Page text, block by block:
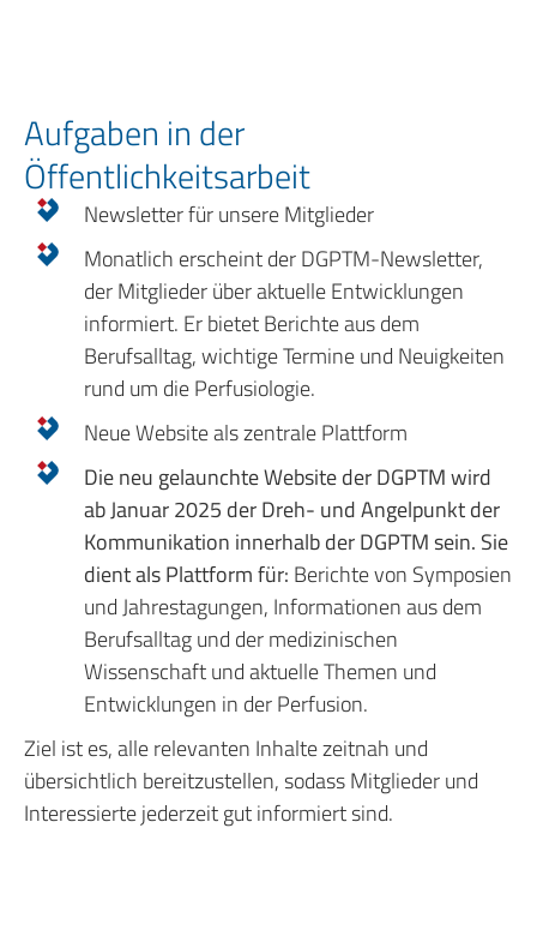
Aufgaben in der
Öffentlichkeitsarbeit
Newsletter für unsere Mitglieder
Monatlich erscheint der DGPTM-Newsletter,
der Mitglieder über aktuelle Entwicklungen
informiert. Er bietet Berichte aus dem
Berufsalltag, wichtige Termine und Neuigkeiten
rund um die Perfusiologie.
Neue Website als zentrale Plattform
Die neu gelaunchte Website der DGPTM wird
ab Januar 2025 der Dreh- und Angelpunkt der
Kommunikation innerhalb der DGPTM sein. Sie
dient als Plattform für: Berichte von Symposien
und Jahrestagungen, Informationen aus dem
Berufsalltag und der medizinischen
Wissenschaft und aktuelle Themen und
Entwicklungen in der Perfusion.
Ziel ist es, alle relevanten Inhalte zeitnah und
übersichtlich bereitzustellen, sodass Mitglieder und
Interessierte jederzeit gut informiert sind.